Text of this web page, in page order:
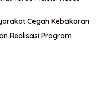
Cegah Kebakaran
Realisasi Program